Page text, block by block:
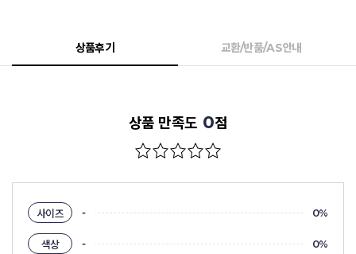
상품후기 교환/반품/AS안내
상품 만족도 0점
사이즈 - 0%
색상 - 0%